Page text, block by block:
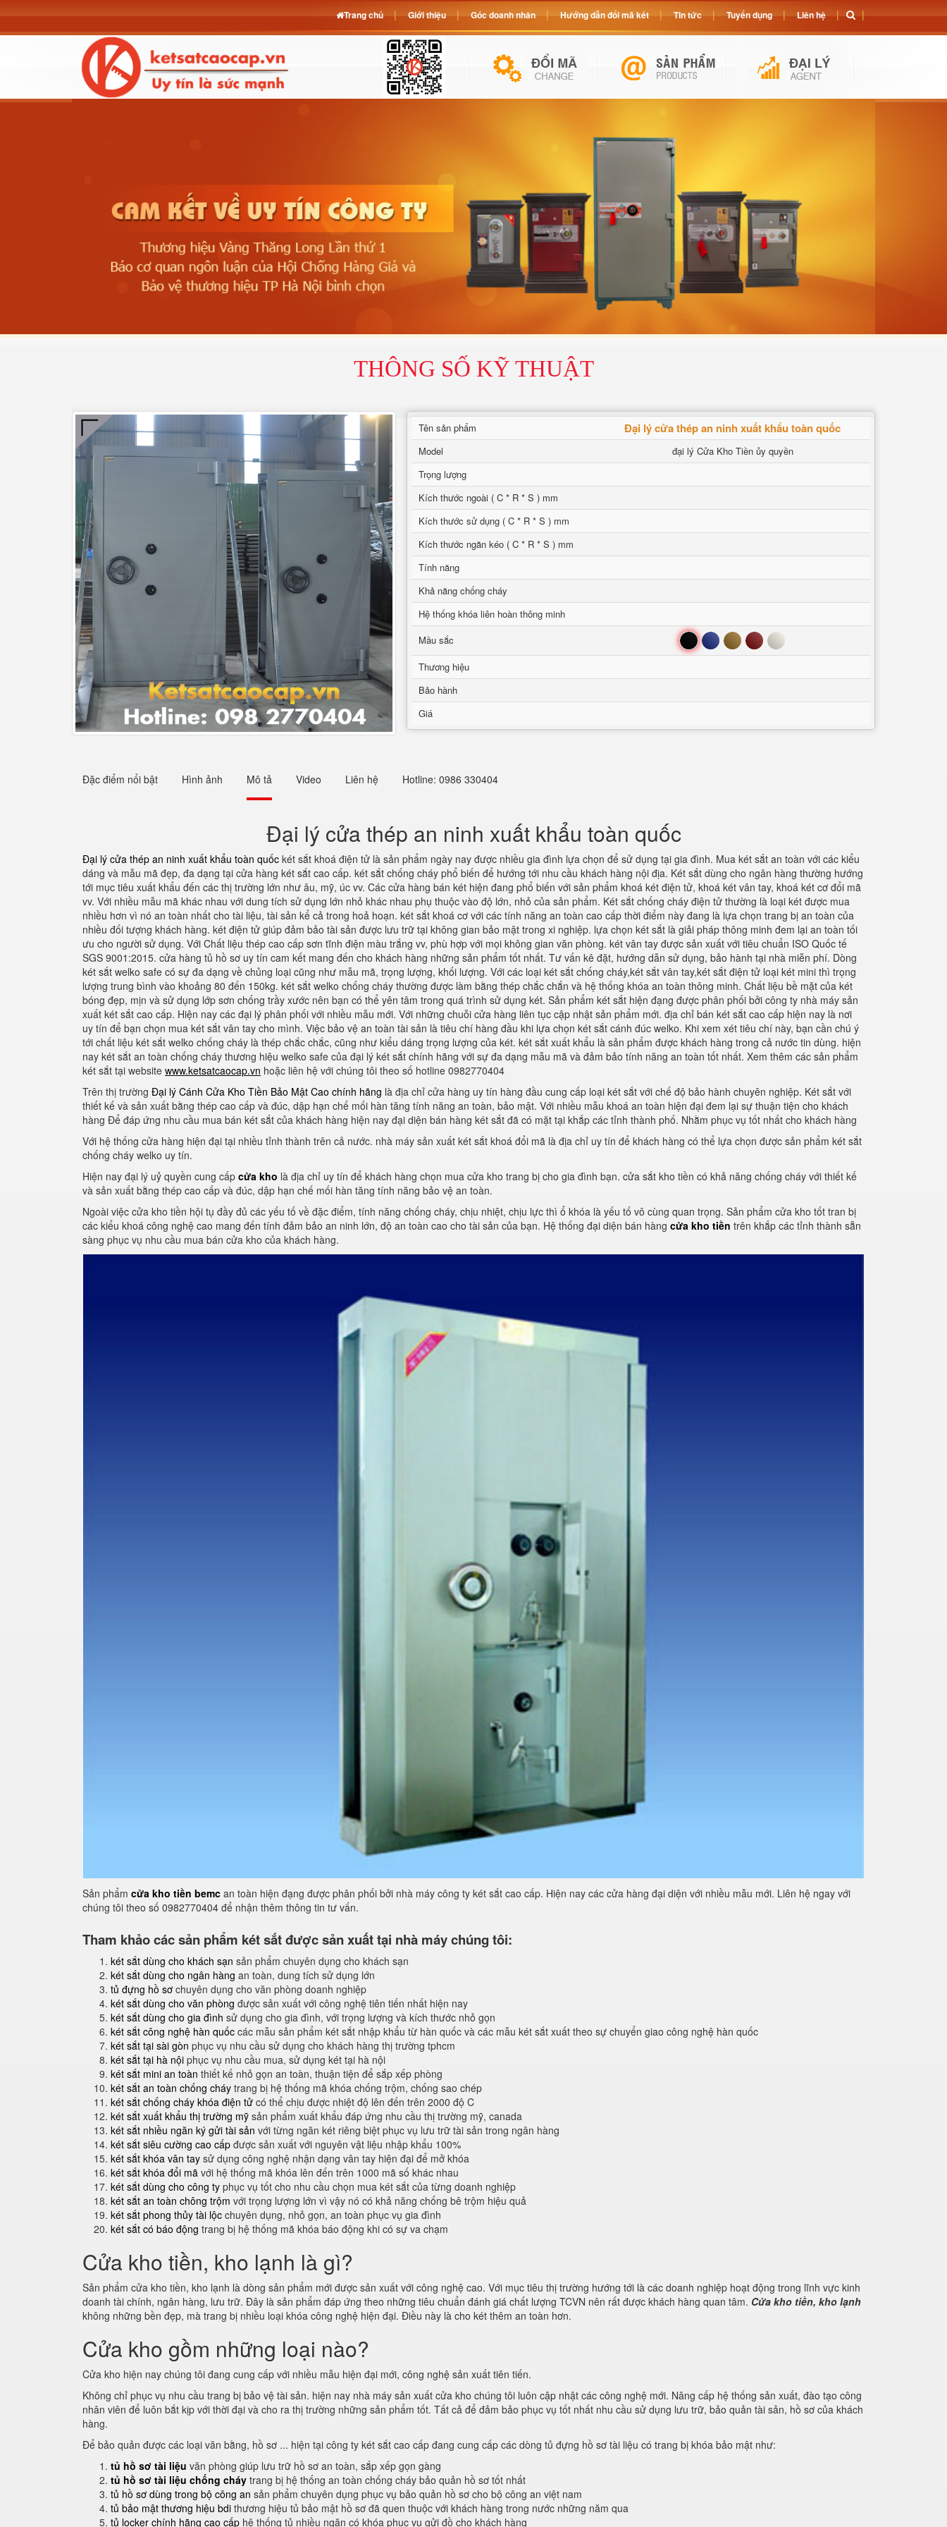
THÔNG SỐ KỸ THUẬT
Tên sản phẩm Đại lý cửa thép an ninh xuất khẩu toàn quốc
Model
đại lý Cửa Kho Tiền ủy quyền
Trọng lượng
Kích thước ngoài ( C * R * S ) mm
Kích thước sử dụng ( C * R * S ) mm
Kích thước ngăn kéo ( C * R * S ) mm
Tính năng
Khả năng chống cháy
Hệ thống khóa liên hoàn thông minh
Mầu sắc
Đen Xanh Nâu Đỏ Trắng
Thương hiệu
Bảo hành
Giá
Đặc điểm nổi bật Hình ảnh Mô tả Video Liên hệ Hotline: 0986 330404
Đại lý cửa thép an ninh xuất khẩu toàn quốc
Đại lý cửa thép an ninh xuất khẩu toàn quốc két sắt khoá điện tử là sản phẩm ngày nay được nhiều gia đình lựa chọn để sử dụng tại gia đình. Mua két sắt an toàn với các kiểu
dáng và mẫu mã đẹp, đa dạng tại cửa hàng két sắt cao cấp. két sắt chống cháy phổ biến để hướng tới nhu cầu khách hàng nội địa. Két sắt dùng cho ngân hàng thường hướng
tới mục tiêu xuất khẩu đến các thị trường lớn như âu, mỹ, úc vv. Các cửa hàng bán két hiện đang phổ biến với sản phẩm khoá két điện tử, khoá két vân tay, khoá két cơ đổi mã
vv. Với nhiều mẫu mã khác nhau với dung tích sử dụng lớn nhỏ khác nhau phụ thuộc vào độ lớn, nhỏ của sản phẩm. Két sắt chống cháy điện tử thường là loại két được mua
nhiều hơn vì nó an toàn nhất cho tài liệu, tài sản kể cả trong hoả hoạn. két sắt khoá cơ với các tính năng an toàn cao cấp thời điểm này đang là lựa chọn trang bị an toàn của
nhiều đối tượng khách hàng. két điện tử giúp đảm bảo tài sản được lưu trữ tại không gian bảo mật trong xi nghiệp. lựa chọn két sắt là giải pháp thông minh đem lại an toàn tối
ưu cho người sử dụng. Với Chất liệu thép cao cấp sơn tĩnh điện màu trắng vv, phù hợp với mọi không gian văn phòng. két vân tay được sản xuất với tiêu chuẩn ISO Quốc tế
SGS 9001:2015. cửa hàng tủ hồ sơ uy tín cam kết mang đến cho khách hàng những sản phẩm tốt nhất. Tư vấn kê đặt, hướng dẫn sử dụng, bảo hành tại nhà miễn phí. Dòng
két sắt welko safe có sự đa dạng về chủng loại cũng như mẫu mã, trọng lượng, khối lượng. Với các loại két sắt chống cháy,két sắt vân tay,két sắt điện tử loại két mini thì trọng
lượng trung bình vào khoảng 80 đến 150kg. két sắt welko chống cháy thường được làm bằng thép chắc chắn và hệ thống khóa an toàn thông minh. Chất liệu bề mặt của két
bóng đẹp, mịn và sử dụng lớp sơn chống trầy xước nên bạn có thể yên tâm trong quá trình sử dụng két. Sản phẩm két sắt hiện đạng được phân phối bởi công ty nhà máy sản
xuất két sắt cao cấp. Hiện nay các đại lý phân phối với nhiều mẫu mới. Với những chuỗi cửa hàng liên tục cập nhật sản phẩm mới. địa chỉ bán két sắt cao cấp hiện nay là nơi
uy tín để bạn chọn mua két sắt vân tay cho mình. Việc bảo vệ an toàn tài sản là tiêu chí hàng đầu khi lựa chọn két sắt cánh đúc welko. Khi xem xét tiêu chí này, bạn cần chú ý
tới chất liệu két sắt welko chống cháy là thép chắc chắc, cũng như kiểu dáng trọng lượng của két. két sắt xuất khẩu là sản phẩm được khách hàng trong cả nước tin dùng. hiện
nay két sắt an toàn chống cháy thương hiệu welko safe của đại lý két sắt chính hãng với sự đa dạng mẫu mã và đảm bảo tính năng an toàn tốt nhất. Xem thêm các sản phẩm
két sắt tại website www.ketsatcaocap.vn hoặc liên hệ với chúng tôi theo số hotline 0982770404
Trên thị trường Đại lý Cánh Cửa Kho Tiền Bảo Mật Cao chính hãng là địa chỉ cửa hàng uy tín hàng đầu cung cấp loại két sắt với chế độ bảo hành chuyên nghiệp. Két sắt với
thiết kế và sản xuất bằng thép cao cấp và đúc, dập hạn chế mối hàn tăng tính năng an toàn, bảo mật. Với nhiều mẫu khoá an toàn hiện đại đem lại sự thuận tiện cho khách
hàng Để đáp ứng nhu cầu mua bán két sắt của khách hàng hiện nay đại diện bán hàng két sắt đã có mặt tại khắp các tỉnh thành phố. Nhằm phục vụ tốt nhất cho khách hàng
Với hệ thống cửa hàng hiện đại tại nhiều tỉnh thành trên cả nước. nhà máy sản xuất két sắt khoá đổi mã là địa chỉ uy tín để khách hàng có thể lựa chọn được sản phẩm két sắt
chống cháy welko uy tín.
Hiện nay đại lý uỷ quyền cung cấp cửa kho là địa chỉ uy tín để khách hàng chọn mua cửa kho trang bị cho gia đình bạn. cửa sắt kho tiền có khả năng chống cháy với thiết kế
và sản xuất bằng thép cao cấp và đúc, dập hạn chế mối hàn tăng tính năng bảo vệ an toàn.
Ngoài việc cửa kho tiền hội tụ đầy đủ các yếu tố về đặc điểm, tính năng chống cháy, chịu nhiệt, chịu lực thì ổ khóa là yếu tố vô cùng quan trọng. Sản phẩm cửa kho tốt tran bị
các kiểu khoá công nghệ cao mang đến tính đảm bảo an ninh lớn, độ an toàn cao cho tài sản của bạn. Hệ thống đại diện bán hàng cửa kho tiền trên khắp các tỉnh thành sẵn
sàng phục vụ nhu cầu mua bán cửa kho của khách hàng.
Sản phẩm cửa kho tiền bemc an toàn hiện đạng được phân phối bởi nhà máy công ty két sắt cao cấp. Hiện nay các cửa hàng đại diện với nhiều mẫu mới. Liên hệ ngay với
chúng tôi theo số 0982770404 để nhận thêm thông tin tư vấn.
Tham khảo các sản phẩm két sắt được sản xuất tại nhà máy chúng tôi:
két sắt dùng cho khách sạn sản phẩm chuyên dụng cho khách sạn
két sắt dùng cho ngân hàng an toàn, dung tích sử dụng lớn
tủ đựng hồ sơ chuyên dụng cho văn phòng doanh nghiệp
két sắt dùng cho văn phòng được sản xuất với công nghệ tiên tiến nhất hiện nay
két sắt dùng cho gia đình sử dụng cho gia đình, với trọng lượng và kích thước nhỏ gọn
két sắt công nghệ hàn quốc các mẫu sản phẩm két sắt nhập khẩu từ hàn quốc và các mẫu két sắt xuất theo sự chuyển giao công nghệ hàn quốc
két sắt tại sài gòn phục vụ nhu cầu sử dụng cho khách hàng thị trường tphcm
két sắt tại hà nội phục vụ nhu cầu mua, sử dụng két tại hà nội
két sắt mini an toàn thiết kế nhỏ gọn an toàn, thuận tiện để sắp xếp phòng
két sắt an toàn chống cháy trang bị hệ thống mã khóa chống trộm, chống sao chép
két sắt chống cháy khóa điện tử có thể chịu được nhiệt độ lên đến trên 2000 độ C
két sắt xuất khẩu thị trường mỹ sản phẩm xuất khẩu đáp ứng nhu cầu thị trường mỹ, canada
két sắt nhiều ngăn ký gửi tài sản với từng ngăn két riêng biệt phục vụ lưu trữ tài sản trong ngân hàng
két sắt siêu cường cao cấp được sản xuất với nguyên vật liệu nhập khẩu 100%
két sắt khóa vân tay sử dụng công nghệ nhận dạng vân tay hiện đại để mở khóa
két sắt khóa đổi mã với hệ thống mã khóa lên đến trên 1000 mã số khác nhau
két sắt dùng cho công ty phục vụ tốt cho nhu cầu chọn mua két sắt của từng doanh nghiệp
két sắt an toàn chông trộm với trọng lượng lớn vì vậy nó có khả năng chống bê trộm hiệu quả
két sắt phong thủy tài lộc chuyên dụng, nhỏ gọn, an toàn phục vụ gia đình
két sắt có báo động trang bị hệ thống mã khóa báo động khi có sự va chạm
Cửa kho tiền, kho lạnh là gì?
Sản phẩm cửa kho tiền, kho lạnh là dòng sản phẩm mới được sản xuất với công nghệ cao. Với mục tiêu thị trường hướng tới là các doanh nghiệp hoạt động trong lĩnh vực kinh
doanh tài chính, ngân hàng, lưu trữ. Đây là sản phẩm đáp ứng theo những tiêu chuẩn đánh giá chất lượng TCVN nên rất được khách hàng quan tâm. Cửa kho tiền, kho lạnh
không những bền đẹp, mà trang bị nhiều loại khóa công nghệ hiện đại. Điều này là cho két thêm an toàn hơn.
Cửa kho gồm những loại nào?
Cửa kho hiện nay chúng tôi đang cung cấp với nhiều mẫu hiện đại mới, công nghệ sản xuất tiên tiến.
Không chỉ phục vụ nhu cầu trang bị bảo vệ tài sản. hiện nay nhà máy sản xuất cửa kho chúng tôi luôn cập nhật các công nghệ mới. Nâng cấp hệ thống sản xuất, đào tạo công
nhân viên để luôn bắt kịp với thời đại và cho ra thị trường những sản phẩm tốt. Tất cả để đảm bảo phục vụ tốt nhất nhu cầu sử dụng lưu trữ, bảo quản tài sản, hồ sơ của khách
hàng.
Để bảo quản được các loại văn bằng, hồ sơ ... hiện tại công ty két sắt cao cấp đang cung cấp các dòng tủ đựng hồ sơ tài liệu có trang bị khóa bảo mật như:
tủ hồ sơ tài liệu văn phòng giúp lưu trữ hồ sơ an toàn, sắp xếp gọn gàng
tủ hồ sơ tài liệu chống cháy trang bị hệ thống an toàn chống cháy bảo quản hồ sơ tốt nhất
tủ hồ sơ dùng trong bộ công an sản phẩm chuyên dụng phục vụ bảo quản hồ sơ cho bộ công an việt nam
tủ bảo mật thương hiệu bdi thương hiệu tủ bảo mật hồ sơ đã quen thuộc với khách hàng trong nước những năm qua
tủ locker chính hãng cao cấp hệ thống tủ nhiều ngăn có khóa phục vụ gửi đồ cho khách hàng
Trang chủ Giới thiệu Góc doanh nhân Hướng dẫn đổi mã két Tin tức Tuyển dụng Liên hệ